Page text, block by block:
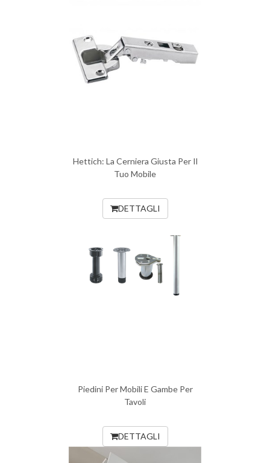
Hettich: La Cerniera Giusta Per Il
Tuo Mobile
DETTAGLI
Piedini Per Mobili E Gambe Per
Tavoli
DETTAGLI